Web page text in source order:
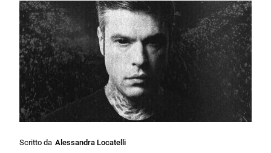
Scritto da Alessandra Locatelli